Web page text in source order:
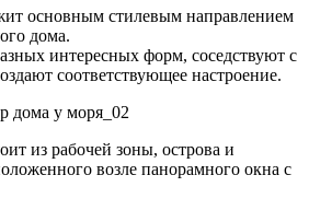
основным стилевым направлением
дома.
интересных форм, соседствуют с
соответствующее настроение.
из рабочей зоны, острова и
возле панорамного окна с